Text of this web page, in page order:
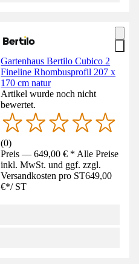
Gartenhaus Bertilo Cubico 2
Fineline Rhombusprofil 207 x
170 cm natur
Artikel wurde noch nicht
bewertet.
(0)
Preis — 649,00 € * Alle Preise
inkl. MwSt. und ggf. zzgl.
Versandkosten pro ST649,00
€*/ ST